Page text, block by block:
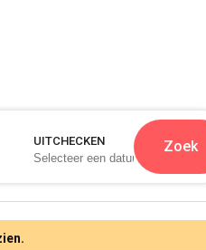
UITCHECKEN Zoek